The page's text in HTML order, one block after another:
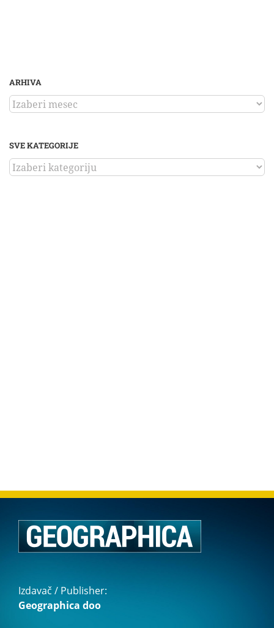
ARHIVA
ARHIVA
SVE KATEGORIJE
SVE
KATEGORIJE
Izdavač / Publisher:
Geographica doo